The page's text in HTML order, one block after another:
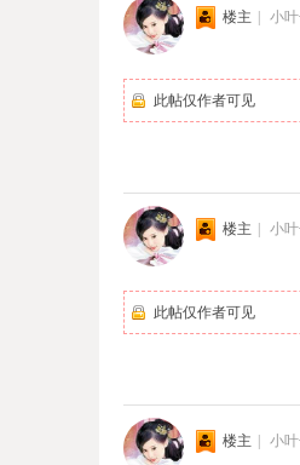
楼主 | 小
此帖仅作者可见
楼主 | 小
此帖仅作者可见
楼主 | 小